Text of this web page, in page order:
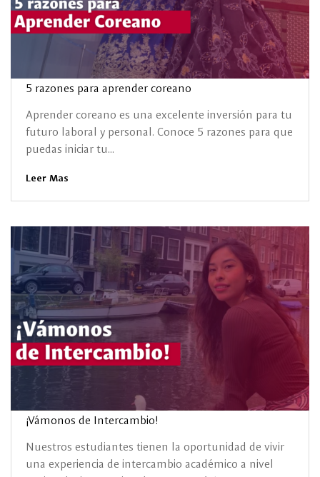
5 razones para aprender coreano
Aprender coreano es una excelente inversión para tu
futuro laboral y personal. Conoce 5 razones para que
puedas iniciar tu...
Leer Mas
¡Vámonos de Intercambio!
Nuestros estudiantes tienen la oportunidad de vivir
una experiencia de intercambio académico a nivel